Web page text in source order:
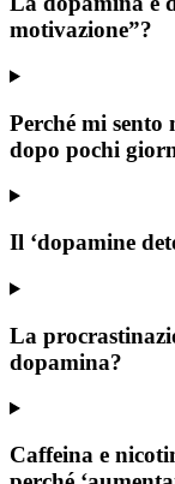
motivazione”?
Perché mi sento
dopo pochi
Il ‘dopamine
La
dopamina?
Caffeina e